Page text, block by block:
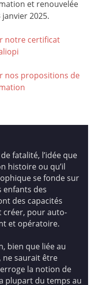
et renouvelée
janvier 2025.
notre certificat
i
nos propositions de
fatalité, l’idée que
histoire ou qu’il
se fonde sur
enfants des
des capacités
créer, pour auto-
et opératoire.
bien que liée au
ne saurait être
la notion de
plupart du temps au